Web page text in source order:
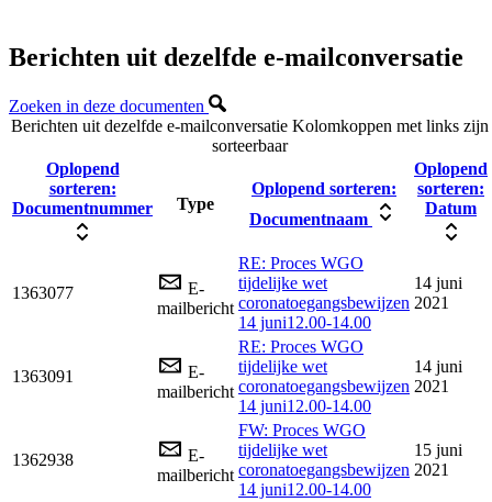
Berichten uit dezelfde e-mailconversatie
Zoeken in deze documenten
Berichten uit dezelfde e-mailconversatie Kolomkoppen met links zijn
sorteerbaar
Oplopend
sorteren:
Documentnummer
Type
Oplopend sorteren:
Documentnaam
Oplopend
sorteren:
Datum
1363077
E-
mailbericht
RE: Proces WGO
tijdelijke wet
coronatoegangsbewijzen
14 juni12.00-14.00
14 juni
2021
1363091
E-
mailbericht
RE: Proces WGO
tijdelijke wet
coronatoegangsbewijzen
14 juni12.00-14.00
14 juni
2021
1362938
E-
mailbericht
FW: Proces WGO
tijdelijke wet
coronatoegangsbewijzen
14 juni12.00-14.00
15 juni
2021